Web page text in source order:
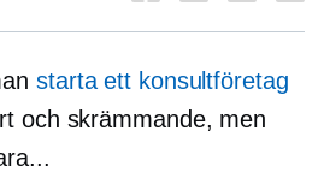
starta ett konsultföretag
och skrämmande, men